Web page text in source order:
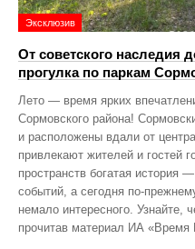
Эксклюзив
От советского наследия
прогулка по паркам
Лето — время ярких
Сормовского района!
и расположены вдали от
привлекают жителей и гостей
пространств богатая история
событий, а сегодня
немало интересного. Узнайте,
прочитав материал ИА «Время